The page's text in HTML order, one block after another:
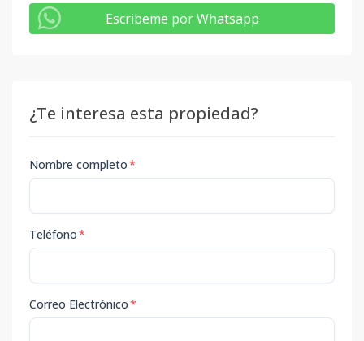
Escribeme por Whatsapp
¿Te interesa esta propiedad?
Nombre completo*
Teléfono*
Correo Electrónico*